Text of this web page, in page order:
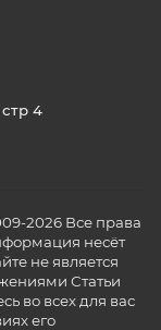
4
2026 Все права
несёт
не является
Статьи
во всех для вас
его